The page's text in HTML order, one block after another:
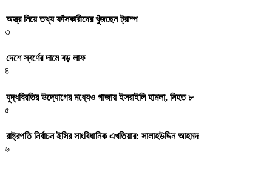
অস্ত্র নিয়ে তথ্য ফাঁসকারীদের খুঁজছেন ট্রাম্প
৩
দেশে স্বর্ণের দামে বড় লাফ
৪
যুদ্ধবিরতির উদ্যোগের মধ্যেও গাজায় ইসরাইলি হামলা, নিহত ৮
৫
রাষ্ট্রপতি নির্বাচন ইসির সাংবিধানিক এখতিয়ার: সালাহউদ্দিন আহমদ
৬